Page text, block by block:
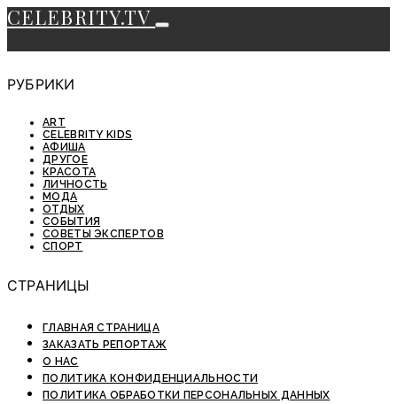
CELEBRITY.TV
РУБРИКИ
ART
CELEBRITY KIDS
АФИША
ДРУГОЕ
КРАСОТА
ЛИЧНОСТЬ
МОДА
ОТДЫХ
СОБЫТИЯ
СОВЕТЫ ЭКСПЕРТОВ
СПОРТ
СТРАНИЦЫ
ГЛАВНАЯ СТРАНИЦА
ЗАКАЗАТЬ РЕПОРТАЖ
О НАС
ПОЛИТИКА КОНФИДЕНЦИАЛЬНОСТИ
ПОЛИТИКА ОБРАБОТКИ ПЕРСОНАЛЬНЫХ ДАННЫХ